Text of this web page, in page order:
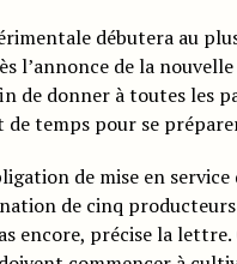
débutera au
l’annonce de la
de donner à toutes les
de temps pour se
de mise en service
de cinq
encore, précise la lettre.